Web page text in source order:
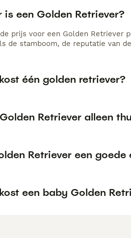
is een Golden Retriever?
prijs voor een Golden Retriever
de stamboom, de reputatie van
één golden retriever?
Retriever alleen
Retriever een goede
een baby Golden